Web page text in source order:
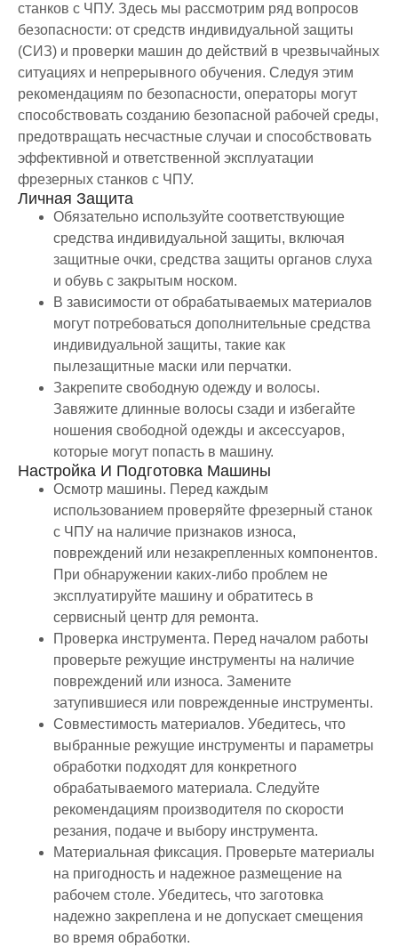
станков с ЧПУ. Здесь мы рассмотрим ряд вопросов
безопасности: от средств индивидуальной защиты
(СИЗ) и проверки машин до действий в чрезвычайных
ситуациях и непрерывного обучения. Следуя этим
рекомендациям по безопасности, операторы могут
способствовать созданию безопасной рабочей среды,
предотвращать несчастные случаи и способствовать
эффективной и ответственной эксплуатации
фрезерных станков с ЧПУ.
Личная Защита
Обязательно используйте соответствующие
средства индивидуальной защиты, включая
защитные очки, средства защиты органов слуха
и обувь с закрытым носком.
В зависимости от обрабатываемых материалов
могут потребоваться дополнительные средства
индивидуальной защиты, такие как
пылезащитные маски или перчатки.
Закрепите свободную одежду и волосы.
Завяжите длинные волосы сзади и избегайте
ношения свободной одежды и аксессуаров,
которые могут попасть в машину.
Настройка И Подготовка Машины
Осмотр машины. Перед каждым
использованием проверяйте фрезерный станок
с ЧПУ на наличие признаков износа,
повреждений или незакрепленных компонентов.
При обнаружении каких-либо проблем не
эксплуатируйте машину и обратитесь в
сервисный центр для ремонта.
Проверка инструмента. Перед началом работы
проверьте режущие инструменты на наличие
повреждений или износа. Замените
затупившиеся или поврежденные инструменты.
Совместимость материалов. Убедитесь, что
выбранные режущие инструменты и параметры
обработки подходят для конкретного
обрабатываемого материала. Следуйте
рекомендациям производителя по скорости
резания, подаче и выбору инструмента.
Материальная фиксация. Проверьте материалы
на пригодность и надежное размещение на
рабочем столе. Убедитесь, что заготовка
надежно закреплена и не допускает смещения
во время обработки.